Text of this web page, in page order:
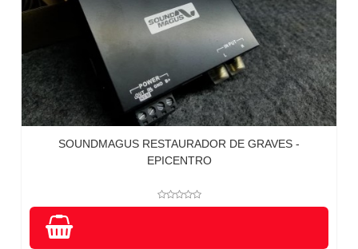
SOUNDMAGUS RESTAURADOR DE GRAVES -
EPICENTRO